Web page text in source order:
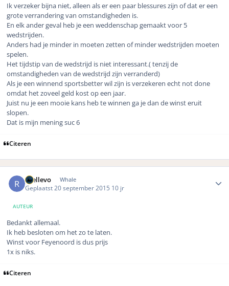
Ik verzeker bijna niet, alleen als er een paar blessures zijn of dat er een
grote verrandering van omstandigheden is.
En elk ander geval heb je een weddenschap gemaakt voor 5
wedstrijden.
Anders had je minder in moeten zetten of minder wedstrijden moeten
spelen.
Het tijdstip van de wedstrijd is niet interessant.( tenzij de
omstandigheden van de wedstrijd zijn verranderd)
Als je een winnend sportsbetter wil zijn is verzekeren echt not done
omdat het zoveel geld kost op een jaar.
Juist nu je een mooie kans heb te winnen ga je dan de winst eruit
slopen.
Dat is mijn mening suc 6
Citeren
rhellevo Whale
Geplaatst 20 september 2015 10 jr
AUTEUR
Bedankt allemaal.
Ik heb besloten om het zo te laten.
Winst voor Feyenoord is dus prijs
1x is niks.
Citeren